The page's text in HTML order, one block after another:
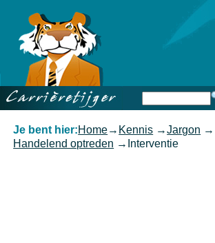
Je bent hier:Home→ Kennis →Jargon →
Handelend optreden → Interventie